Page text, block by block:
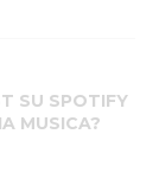
SU SPOTIFY
MUSICA?